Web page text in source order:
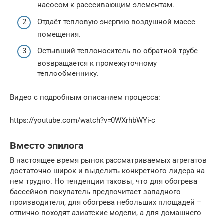
насосом к рассеивающим элементам.
Отдаёт тепловую энергию воздушной массе
помещения.
Остывший теплоноситель по обратной трубе
возвращается к промежуточному
теплообменнику.
Видео с подробным описанием процесса:
https://youtube.com/watch?v=0WXrhbWYi-c
Вместо эпилога
В настоящее время рынок рассматриваемых агрегатов
достаточно широк и выделить конкретного лидера на
нем трудно. Но тенденции таковы, что для обогрева
бассейнов покупатель предпочитает западного
производителя, для обогрева небольших площадей –
отлично походят азиатские модели, а для домашнего